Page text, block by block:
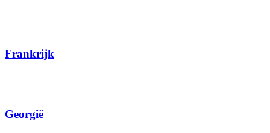
Frankrijk
Georgië